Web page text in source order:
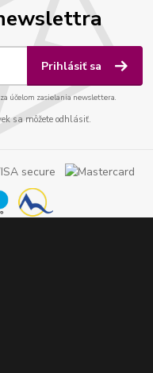
Prihlásiť sa
za účelom zasielania newslettera.
sa môžete odhlásiť.